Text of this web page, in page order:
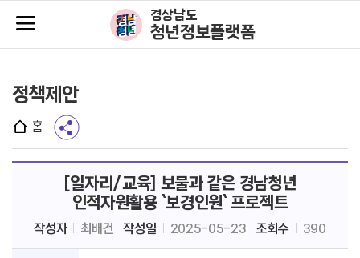
주메뉴바로가기
본문바로가기
경상남도
청년정보플랫폼
정책제안
홈
[일자리/교육] 보물과 같은 경남청년
인적자원활용 `보경인원` 프로젝트
작성자 최배건 작성일 2025-05-23 조회수 390